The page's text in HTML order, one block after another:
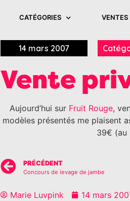
CATÉGORIES VENTES
14 mars 2007
Vente
Aujourd’hui sur Fruit Rouge,
modèles présentés me plaisent
39€ (au
PRÉCÉDENT
Concours de levage de jambe
Marie Luvpink 14 mars